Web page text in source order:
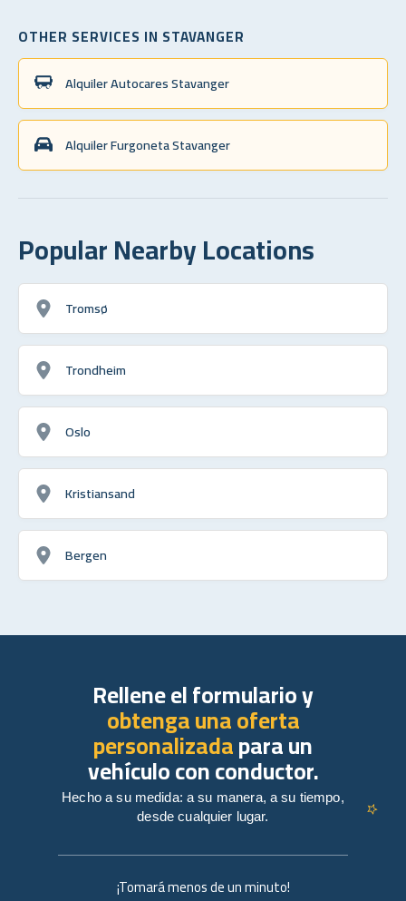
OTHER SERVICES IN STAVANGER
Alquiler Autocares Stavanger
Alquiler Furgoneta Stavanger
Popular Nearby Locations
Tromsø
Trondheim
Oslo
Kristiansand
Bergen
¡Tomará menos de un minuto!
Rellene el formulario y
obtenga una oferta
personalizadapara un
vehículo con conductor.
Hecho a su medida: a su manera, a su tiempo,
desde cualquier lugar.